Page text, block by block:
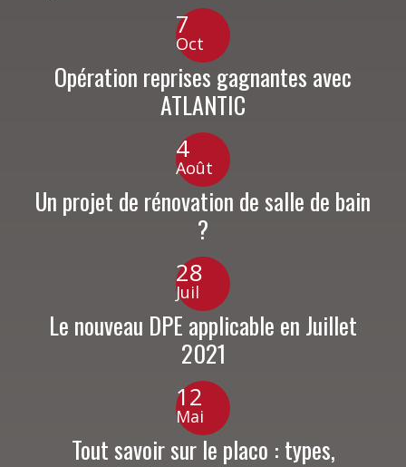
7
Oct
Opération reprises gagnantes avec
ATLANTIC
4
Août
Un projet de rénovation de salle de bain
?
28
Juil
Le nouveau DPE applicable en Juillet
2021
12
Mai
Tout savoir sur le placo : types,